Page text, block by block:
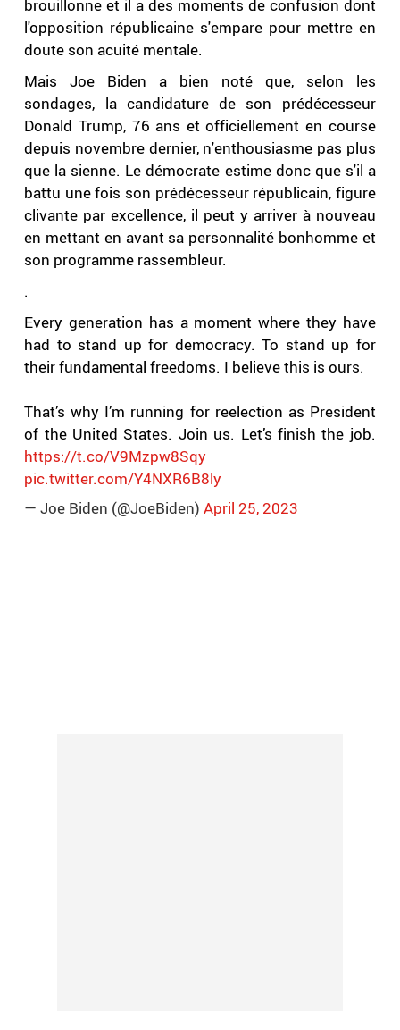
brouillonne et il a des moments de confusion dont
l'opposition républicaine s'empare pour mettre en
doute son acuité mentale.
Mais Joe Biden a bien noté que, selon les
sondages, la candidature de son prédécesseur
Donald Trump, 76 ans et officiellement en course
depuis novembre dernier, n'enthousiasme pas plus
que la sienne. Le démocrate estime donc que s'il a
battu une fois son prédécesseur républicain, figure
clivante par excellence, il peut y arriver à nouveau
en mettant en avant sa personnalité bonhomme et
son programme rassembleur.
.
Every generation has a moment where they have
had to stand up for democracy. To stand up for
their fundamental freedoms. I believe this is ours.
That’s why I’m running for reelection as President
of the United States. Join us. Let’s finish the job.
https://t.co/V9Mzpw8Sqy
pic.twitter.com/Y4NXR6B8ly
— Joe Biden (@JoeBiden)April 25, 2023